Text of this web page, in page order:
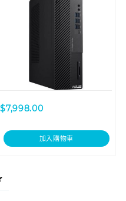
$7,998.00
加入購物車